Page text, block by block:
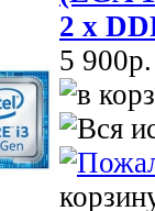
2 х
5 900p.